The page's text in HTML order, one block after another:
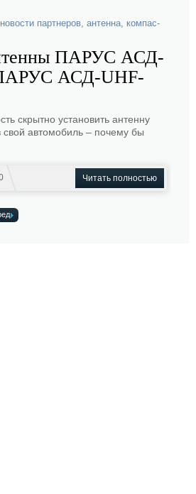
новости партнеров, антенна, компас-
ПАРУС АСД-
АСД-UHF-
скрытно установить антенну
свой автомобиль – почему бы
Читать полностью